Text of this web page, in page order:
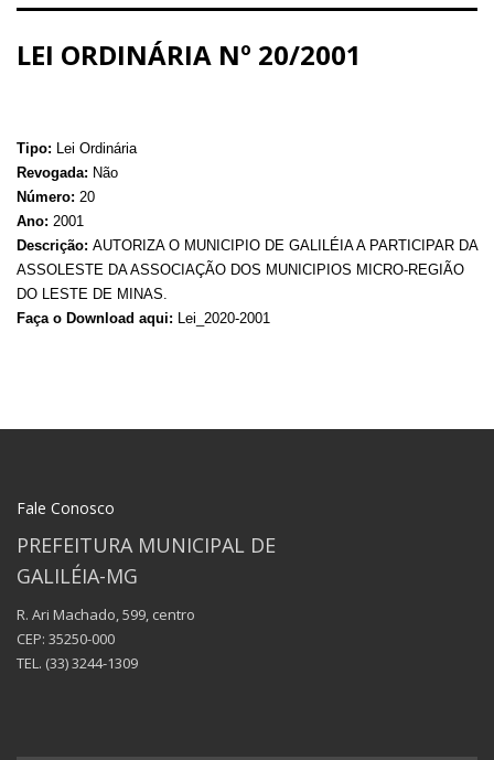
LEI ORDINÁRIA Nº 20/2001
Tipo: Lei Ordinária
Revogada: Não
Número: 20
Ano: 2001
Descrição: AUTORIZA O MUNICIPIO DE GALILÉIA A PARTICIPAR DA
ASSOLESTE DA ASSOCIAÇÃO DOS MUNICIPIOS MICRO-REGIÃO
DO LESTE DE MINAS.
Faça o Download aqui: Lei_2020-2001
Fale Conosco
PREFEITURA MUNICIPAL DE
GALILÉIA-MG
R. Ari Machado, 599, centro
CEP: 35250-000
TEL. (33) 3244-1309